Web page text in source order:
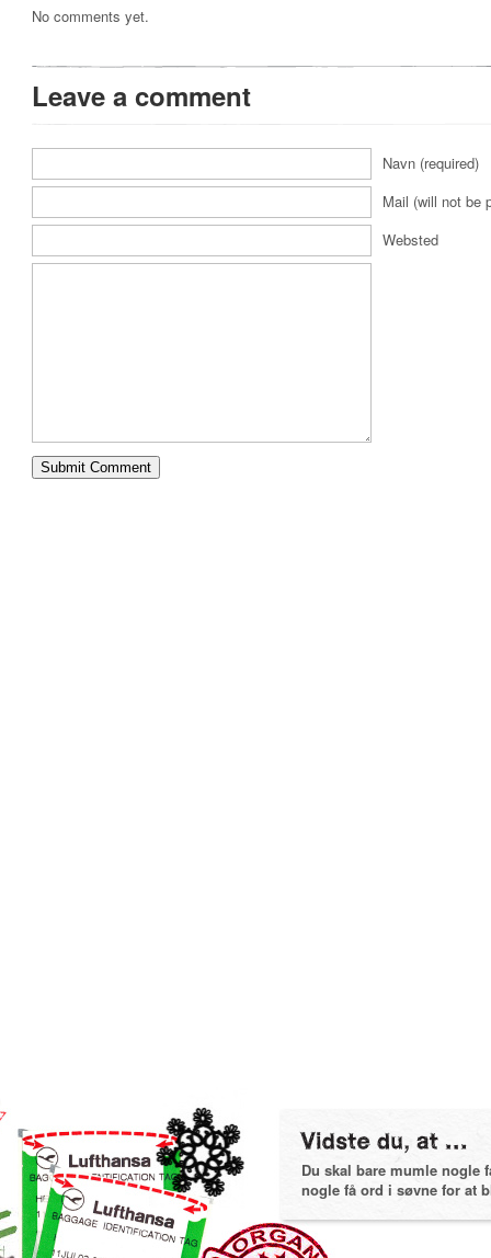
No comments yet.
Leave a comment
Navn (required)
Mail (will not be
Websted
Du skal bare mumle nogle
nogle få ord i søvne for at